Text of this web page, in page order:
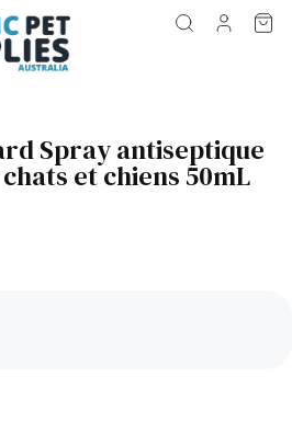
Spray antiseptique
et chiens 50mL